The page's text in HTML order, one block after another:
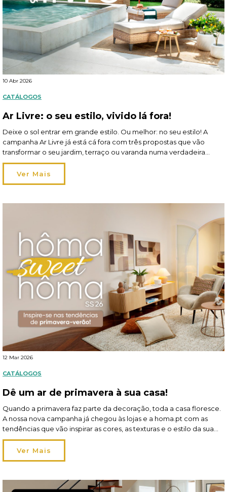
10 Abr 2026
CATÁLOGOS
Ar Livre: o seu estilo, vivido lá fora!
Deixe o sol entrar em grande estilo. Ou melhor: no seu estilo! A
campanha Ar Livre já está cá fora com três propostas que vão
transformar o seu jardim, terraço ou varanda numa verdadeira
extensão de si. Em 2026, viver o exterior ganha um novo
significado: os espaços tornam-se mais flexíveis, acompanham os
seus momentos […]
Ver Mais
12 Mar 2026
CATÁLOGOS
Dê um ar de primavera à sua casa!
Quando a primavera faz parte da decoração, toda a casa floresce.
A nossa nova campanha já chegou às lojas e a homa.pt com as
tendências que vão inspirar as cores, as texturas e o estilo da sua
hôma sweet hôma! A estação pede leveza — no tom e na
atmosfera — e a perfeição dá […]
Ver Mais